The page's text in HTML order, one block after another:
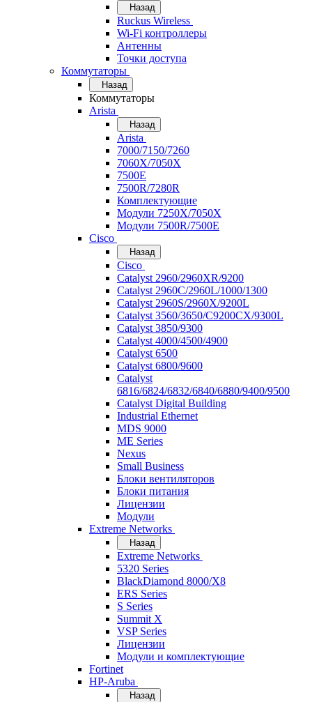
Назад
Ruckus Wireless
Wi-Fi контроллеры
Антенны
Точки доступа
Коммутаторы
Назад
Коммутаторы
Arista
Назад
Arista
7000/7150/7260
7060X/7050X
7500E
7500R/7280R
Комплектующие
Модули 7250X/7050X
Модули 7500R/7500E
Cisco
Назад
Cisco
Catalyst 2960/2960XR/9200
Catalyst 2960C/2960L/1000/1300
Catalyst 2960S/2960X/9200L
Catalyst 3560/3650/C9200CX/9300L
Catalyst 3850/9300
Catalyst 4000/4500/4900
Catalyst 6500
Catalyst 6800/9600
Catalyst
6816/6824/6832/6840/6880/9400/9500
Catalyst Digital Building
Industrial Ethernet
MDS 9000
ME Series
Nexus
Small Business
Блоки вентиляторов
Блоки питания
Лицензии
Модули
Extreme Networks
Назад
Extreme Networks
5320 Series
BlackDiamond 8000/X8
ERS Series
S Series
Summit X
VSP Series
Лицензии
Модули и комплектующие
Fortinet
HP-Aruba
Назад